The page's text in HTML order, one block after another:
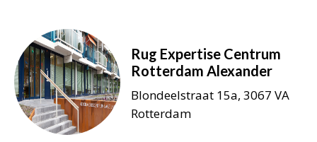
Rug Expertise Centrum
Rotterdam Alexander
Blondeelstraat 15a, 3067 VA
Rotterdam